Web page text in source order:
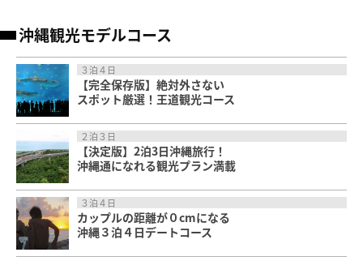
沖縄観光モデルコース
３泊４日
【完全保存版】絶対外さない
スポット厳選！王道観光コース
２泊３日
【決定版】2泊3日沖縄旅行！
沖縄通になれる観光プラン満載
３泊４日
カップルの距離が０cmになる
沖縄３泊４日デートコース